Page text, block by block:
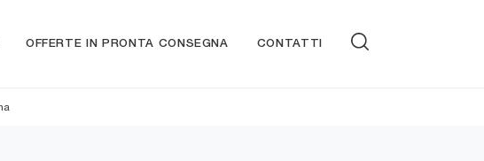
OFFERTE IN PRONTA CONSEGNA CONTATTI